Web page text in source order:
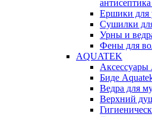
Ершики для
Сушилки
Урны и
Фены для
AQUATEK
Аксессуары
Биде
Ведра для
Верхний